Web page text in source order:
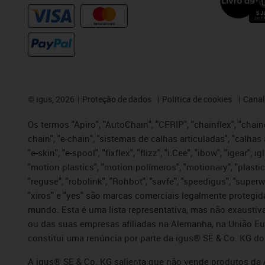
© igus, 2026 Proteção de dados Política de cookies
Os termos "Apiro", "AutoChain", "CFRIP", "chainflex",
chain", "e-chain", "sistemas de calhas articuladas",
"e-skin", "e-spool", "fixflex", "flizz", "i.Cee", "ibow", "igear",
"motion plastics", "motion polímeros", "motionary",
"reguse", "robolink", "Rohbot", "savfe", "speedigus",
"xiros" e "yes" são marcas comerciais legalmente
mundo. Esta é uma lista representativa, mas não
ou das suas empresas afiliadas na Alemanha, na União
constitui uma renúncia por parte da igus® SE & Co. KG
A igus® SE & Co. KG salienta que não vende produtos da